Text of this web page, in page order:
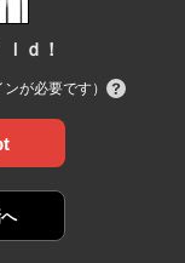
ｄ！
が必要です）